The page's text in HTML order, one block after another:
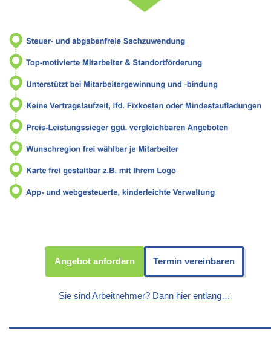
Angebot anfordern Termin vereinbaren
Sie sind Arbeitnehmer? Dann hier entlang…